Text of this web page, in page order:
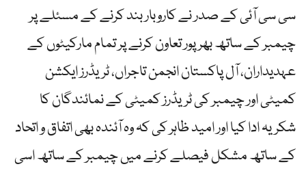
سی سی آئی کے صدر نے کاروبار بند کرنے کے مسئلے پر
چیمبر کے ساتھ بھرپور تعاون کرنے پر تمام مارکیٹوں کے
عہدیداران، آل پاکستان انجمن تاجراں، ٹریڈرز ایکشن
کمیٹی اور چیمبر کی ٹریڈرز کمیٹی کے نمائندگان کا
شکریہ ادا کیا اور امید ظاہر کی کہ وہ آئندہ بھی اتفاق و اتحاد
کے ساتھ مشکل فیصلے کرنے میں چیمبر کے ساتھ اسی